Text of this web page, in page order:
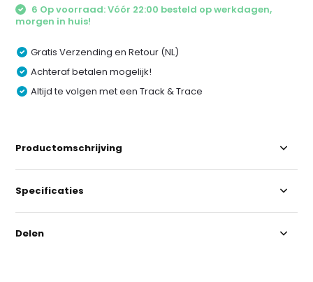
6 Op voorraad: Vóór 22:00 besteld op werkdagen,
morgen in huis!
Gratis Verzending en Retour (NL)
Achteraf betalen mogelijk!
Altijd te volgen met een Track & Trace
Productomschrijving
Specificaties
Delen